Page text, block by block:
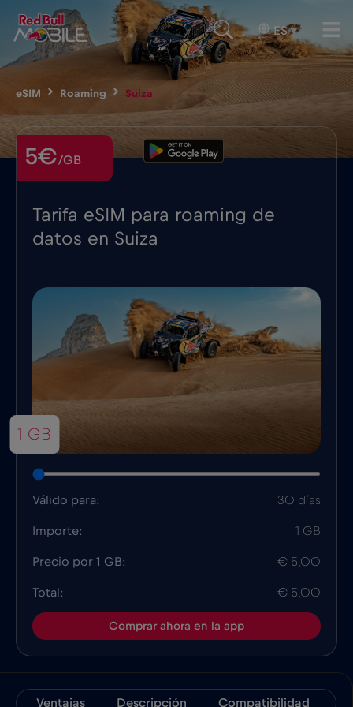
ES ▾
eSIM Roaming Suiza
Tarifa eSIM para roaming de
datos en Suiza
5€/GB
1 GB
Válido para: 30 días
Importe: 1 GB
Precio por 1 GB: € 5,00
Total: € 5.00
Comprar ahora en la app
Ventajas Descripción Compatibilidad